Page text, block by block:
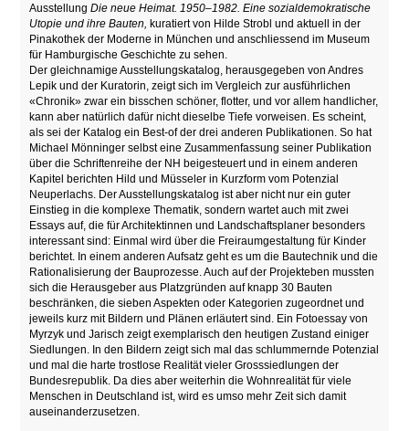
AusstellungDie neue Heimat. 1950–1982. Eine sozialdemokratische
Utopie und ihre Bauten, kuratiert von Hilde Strobl und aktuell in der
Pinakothek der Moderne in München und anschliessend im Museum
für Hamburgische Geschichte zu sehen.
Der gleichnamige Ausstellungskatalog, herausgegeben von Andres
Lepik und der Kuratorin, zeigt sich im Vergleich zur ausführlichen
«Chronik» zwar ein bisschen schöner, flotter, und vor allem handlicher,
kann aber natürlich dafür nicht dieselbe Tiefe vorweisen. Es scheint,
als sei der Katalog ein Best-of der drei anderen Publikationen. So hat
Michael Mönninger selbst eine Zusammenfassung seiner Publikation
über die Schriftenreihe der NH beigesteuert und in einem anderen
Kapitel berichten Hild und Müsseler in Kurzform vom Potenzial
Neuperlachs. Der Ausstellungskatalog ist aber nicht nur ein guter
Einstieg in die komplexe Thematik, sondern wartet auch mit zwei
Essays auf, die für Architektinnen und Landschaftsplaner besonders
interessant sind: Einmal wird über die Freiraumgestaltung für Kinder
berichtet. In einem anderen Aufsatz geht es um die Bautechnik und die
Rationalisierung der Bauprozesse. Auch auf der Projekteben mussten
sich die Herausgeber aus Platzgründen auf knapp 30 Bauten
beschränken, die sieben Aspekten oder Kategorien zugeordnet und
jeweils kurz mit Bildern und Plänen erläutert sind. Ein Fotoessay von
Myrzyk und Jarisch zeigt exemplarisch den heutigen Zustand einiger
Siedlungen. In den Bildern zeigt sich mal das schlummernde Potenzial
und mal die harte trostlose Realität vieler Grosssiedlungen der
Bundesrepublik. Da dies aber weiterhin die Wohnrealität für viele
Menschen in Deutschland ist, wird es umso mehr Zeit sich damit
auseinanderzusetzen.